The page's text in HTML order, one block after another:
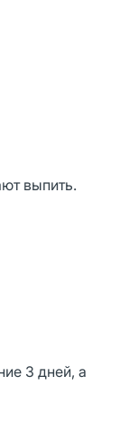
выпить.
3 дней, а